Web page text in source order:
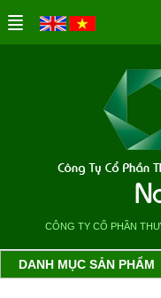
CÔNG TY CỔ PHẦN
DANH MỤC SẢN PHẨM